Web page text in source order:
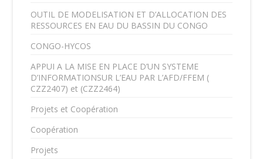
OUTIL DE MODELISATION ET D’ALLOCATION DES
RESSOURCES EN EAU DU BASSIN DU CONGO
CONGO-HYCOS
APPUI A LA MISE EN PLACE D’UN SYSTEME
D’INFORMATIONSUR L’EAU PAR L’AFD/FFEM (
CZZ2407) et (CZZ2464)
Projets et Coopération
Coopération
Projets